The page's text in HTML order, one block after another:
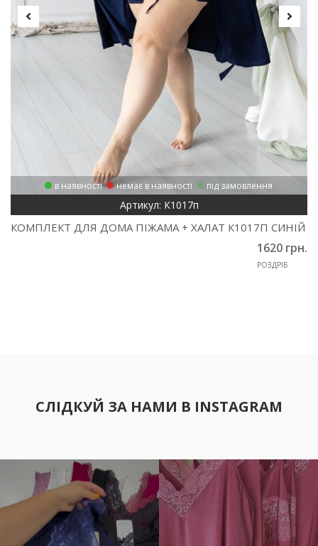
в наявності немає в наявності під замовлення
Артикул: К1017п
КОМПЛЕКТ ДЛЯ ДОМА ПІЖАМА + ХАЛАТ К1017П СИНІЙ
1620 грн.
РОЗДРІБ
СЛІДКУЙ ЗА НАМИ В INSTAGRAM